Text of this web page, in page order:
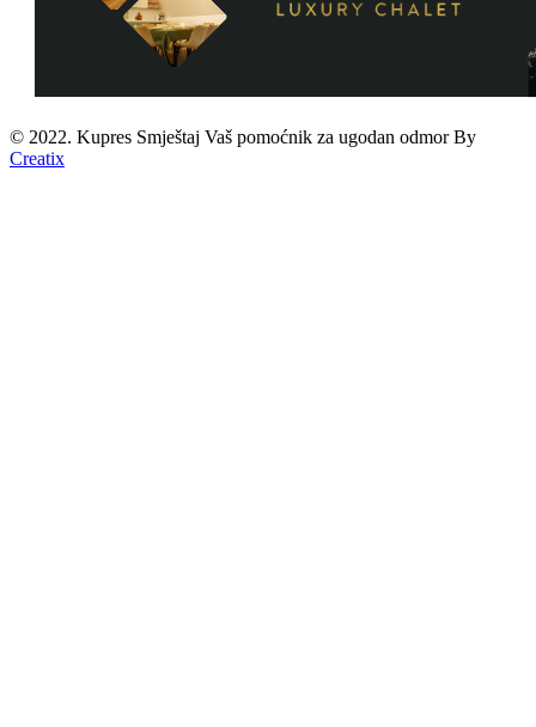
© 2022. Kupres Smještaj Vaš pomoćnik za ugodan odmor By
Creatix